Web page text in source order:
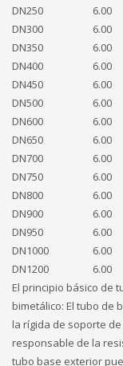
DN250
6.00
DN300
6.00
DN350
6.00
DN400
6.00
DN450
6.00
DN500
6.00
DN600
6.00
DN650
6.00
DN700
6.00
DN750
6.00
DN800
6.00
DN900
6.00
DN950
6.00
DN1000
6.00
DN1200
6.00
El principio básico de
bimetálico: El tubo de
la rígida de soporte
responsable de la
tubo base exterior